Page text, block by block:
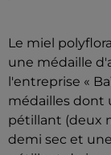
Le miel
une médaille
l'entreprise «
médailles dont
pétillant (deux
demi sec et